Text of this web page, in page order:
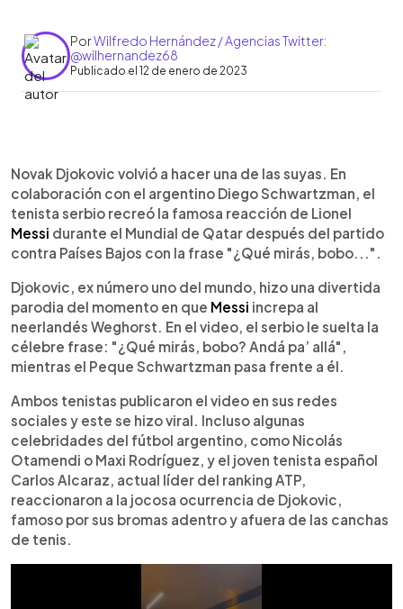
PorWilfredo Hernández / Agencias Twitter:
@wilhernandez68
Publicado el 12 de enero de 2023
► Escuchar artículo
Novak Djokovic volvió a hacer una de las suyas. En
colaboración con el argentino Diego Schwartzman, el
tenista serbio recreó la famosa reacción de Lionel
Messi durante el Mundial de Qatar después del partido
contra Países Bajos con la frase "¿Qué mirás, bobo...".
Djokovic, ex número uno del mundo, hizo una divertida
parodia del momento en que Messi increpa al
neerlandés Weghorst. En el video, el serbio le suelta la
célebre frase: "¿Qué mirás, bobo? Andá pa’ allá",
mientras el Peque Schwartzman pasa frente a él.
Ambos tenistas publicaron el video en sus redes
sociales y este se hizo viral. Incluso algunas
celebridades del fútbol argentino, como Nicolás
Otamendi o Maxi Rodríguez, y el joven tenista español
Carlos Alcaraz, actual líder del ranking ATP,
reaccionaron a la jocosa ocurrencia de Djokovic,
famoso por sus bromas adentro y afuera de las canchas
de tenis.